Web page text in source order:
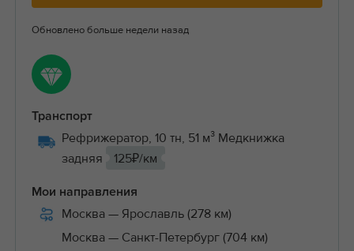
Обновлено больше недели назад
Транспорт
Рефрижератор, 10 тн, 51 м³ Медкнижка
задняя
125₽/км
Мои направления
Москва — Ярославль (278 км)
Москва — Санкт-Петербург (704 км)